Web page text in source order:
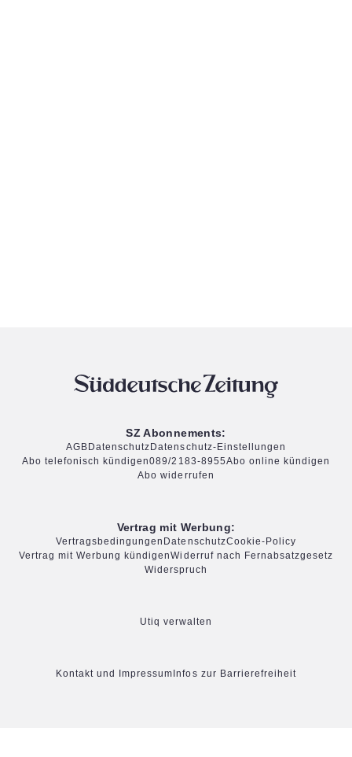
SZ Abonnements:
AGB Datenschutz Datenschutz-Einstellungen
Abo telefonisch kündigen089/2183-8955Abo online kündigen
Abo widerrufen
Vertrag mit Werbung:
Vertragsbedingungen DatenschutzCookie-Policy
Vertrag mit Werbung kündigenWiderruf nach Fernabsatzgesetz
Widerspruch
Utiq verwalten
Kontakt und Impressum Infos zur Barrierefreiheit